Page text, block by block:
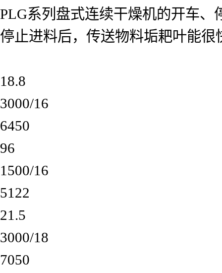
PLG系列盘式连续干燥机的开车、
停止进料后，传送物料垢耙叶能
18.8
3000/16
6450
96
1500/16
5122
21.5
3000/18
7050